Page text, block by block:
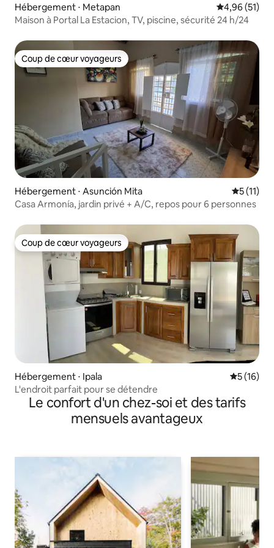
Hébergement ⋅ Metapan Évaluation
4,96 (51)
Maison à Portal La Estacion, TV, piscine, sécurité 24 h/24
Coup de cœur voyageurs
Coup de cœur voyageurs
Hébergement ⋅ Asunción Mita
5 (11)
Casa Armonía, jardin privé + A/C, repos pour 6 personnes
Coup de cœur voyageurs
Coup de cœur voyageurs
Hébergement ⋅ Ipala
5 (16)
L'endroit parfait pour se détendre
Le confort d'un chez-soi et des tarifs
mensuels avantageux